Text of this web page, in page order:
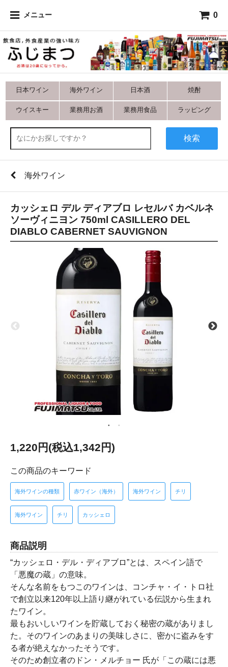
メニュー 0
日本ワイン 海外ワイン 日本酒 焼酎
ウイスキー 業務用お酒 業務用食品 ラッピング
検索
海外ワイン
カッシェロ デル ディアブロ レセルバ カベルネ
ソーヴィニヨン 750ml CASILLERO DEL
DIABLO CABERNET SAUVIGNON
1,220円(税込1,342円)
この商品のキーワード
海外ワインの種類 赤ワイン（海外） 海外ワイン チリ
海外ワイン チリ カッシェロ
商品説明
“カッシェロ・デル・ディアブロ”とは、スペイン語で
「悪魔の蔵」の意味。
そんな名前をもつこのワインは、コンチャ・イ・トロ社
で創立以来120年以上語り継がれている伝説から生まれ
たワイン。
最もおいしいワインを貯蔵しておく秘密の蔵がありまし
た。そのワインのあまりの美味しさに、密かに盗みをす
る者が絶えなかったそうです。
そのため創立者のドン・メルチョー 氏が「この蔵には悪